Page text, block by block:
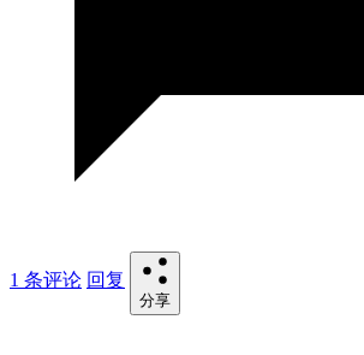
1 条评论 回复
分享